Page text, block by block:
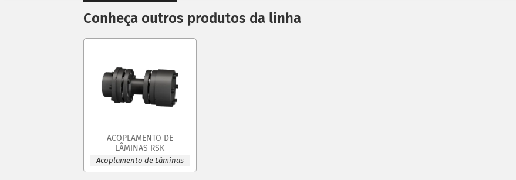
Conheça outros produtos da linha
ACOPLAMENTO DE
LÂMINAS RSK
Acoplamento de Lâminas